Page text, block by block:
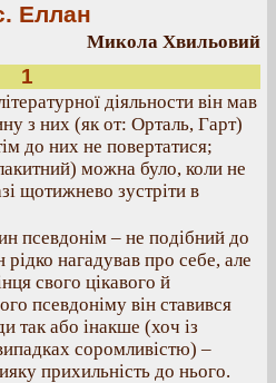
Еллан
Микола Хвильовий
1
діяльности він мав
з них (як от: Орталь, Гарт)
до них не повертатися;
можна було, коли не
щотижнево зустріти в
псевдонім – не подібний до
нагадував про себе, але
свого цікавого й
псевдоніму він ставився
так або інакше (хоч із
соромливістю) –
прихильність до нього.